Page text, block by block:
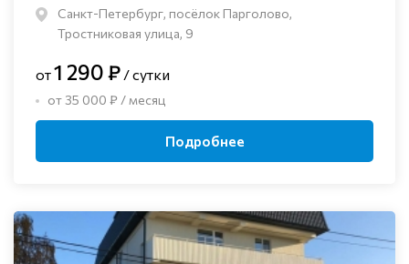
Санкт-Петербург, посёлок Парголово,
Тростниковая улица, 9
от1 290 ₽ / сутки
от 35 000 ₽ / месяц
Подробнее